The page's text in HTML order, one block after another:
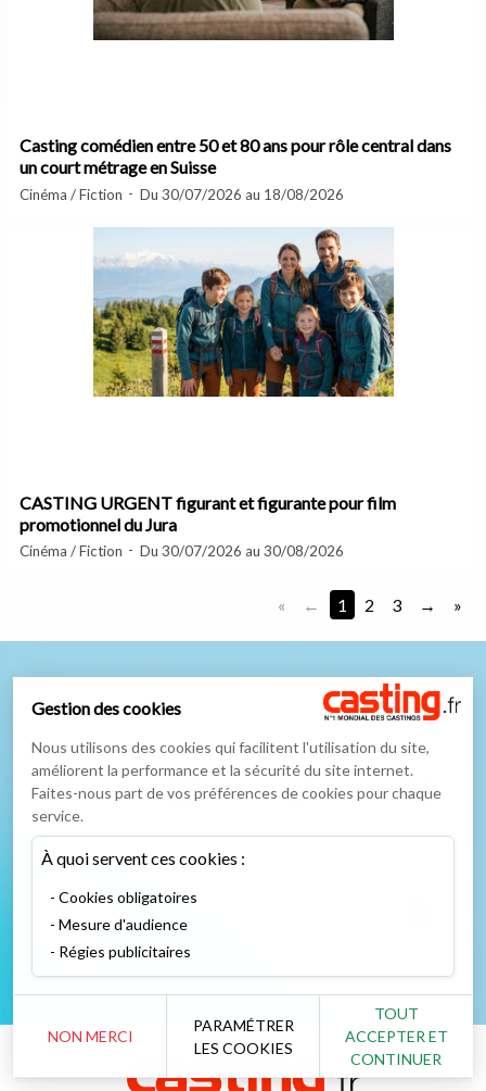
Casting comédien entre 50 et 80 ans pour rôle central dans
un court métrage en Suisse
Cinéma / Fiction Du 30/07/2026 au 18/08/2026
CASTING URGENT figurant et figurante pour film
promotionnel du Jura
Cinéma / Fiction Du 30/07/2026 au 30/08/2026
« 1 2 3 »
Nous suivre sur
Podcast Instagram
Facebook YouTube
Gestion des cookies
Nous utilisons des cookies qui facilitent l'utilisation du site,
améliorent la performance et la sécurité du site internet.
Faites-nous part de vos préférences de cookies pour chaque
service.
À quoi servent ces cookies :
Cookies obligatoires
Mesure d'audience
Régies publicitaires
NON MERCI
PARAMÉTRER
LES COOKIES
TOUT
ACCEPTER ET
CONTINUER